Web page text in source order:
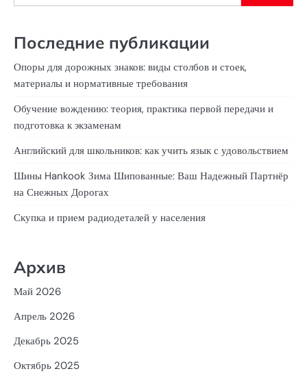
Последние публикации
Опоры для дорожных знаков: виды столбов и стоек,
материалы и нормативные требования
Обучение вождению: теория, практика первой передачи и
подготовка к экзаменам
Английский для школьников: как учить язык с удовольствием
Шины Hankook Зима Шипованные: Ваш Надежный Партнёр
на Снежных Дорогах
Скупка и прием радиодеталей у населения
Архив
Май 2026
Апрель 2026
Декабрь 2025
Октябрь 2025